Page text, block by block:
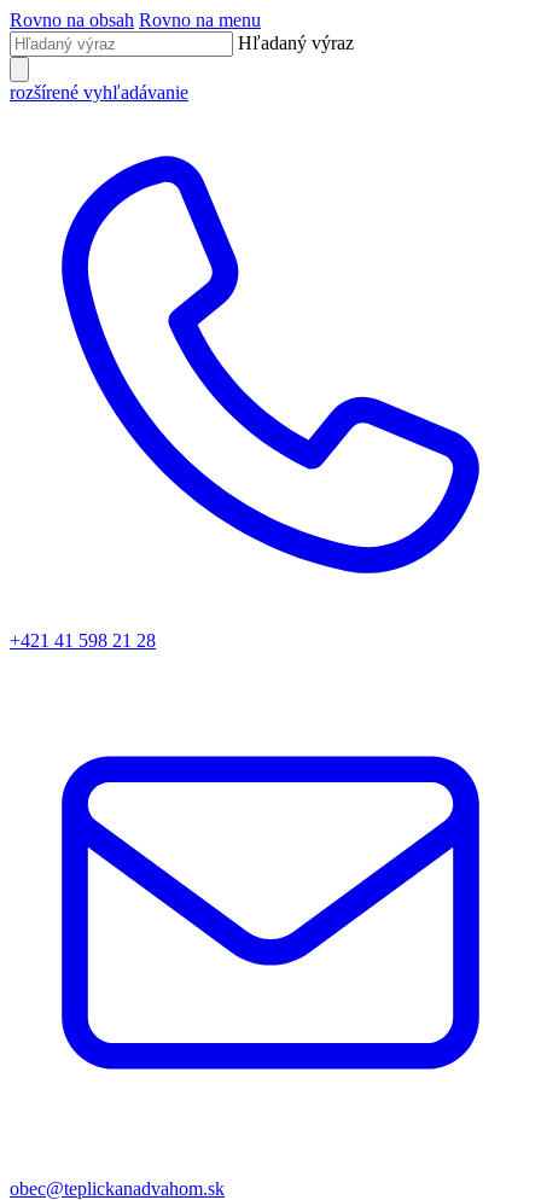
Rovno na obsah Rovno na menu
Hľadaný výraz
rozšírené vyhľadávanie
+421 41 598 21 28
obec@teplickanadvahom.sk